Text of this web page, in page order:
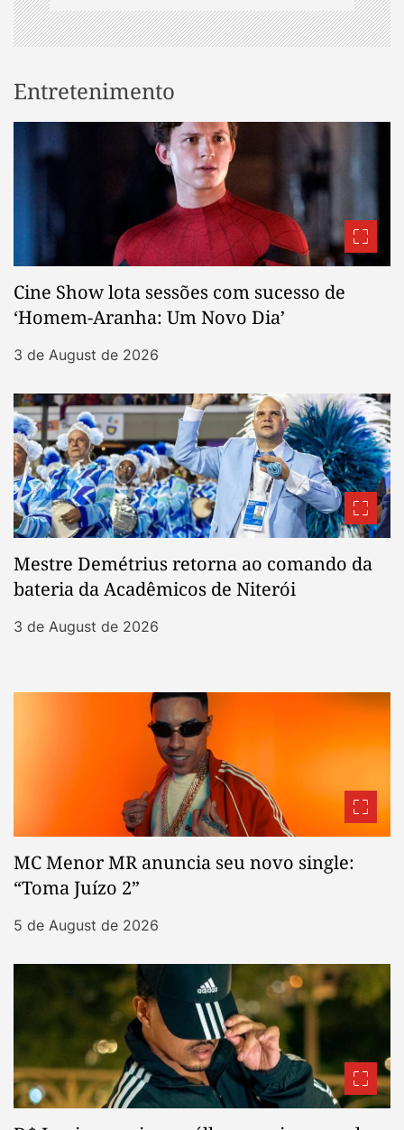
n
Entretenimento
Cine Show lota sessões com sucesso de
‘Homem-Aranha: Um Novo Dia’
3 de August de 2026
Mestre Demétrius retorna ao comando da
bateria da Acadêmicos de Niterói
3 de August de 2026
MC Menor MR anuncia seu novo single:
“Toma Juízo 2”
5 de August de 2026